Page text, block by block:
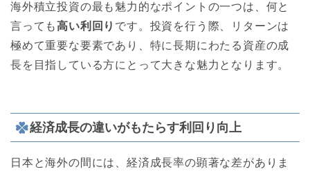
海外積立投資の最も魅力的なポイントの一つは、何と
言っても高い利回り です。投資を行う際、リターンは
極めて重要な要素であり、特に長期にわたる資産の成
長を目指している方にとって大きな魅力となります。
経済成長の違いがもたらす利回り向上
日本と海外の間には、経済成長率の顕著な差がありま